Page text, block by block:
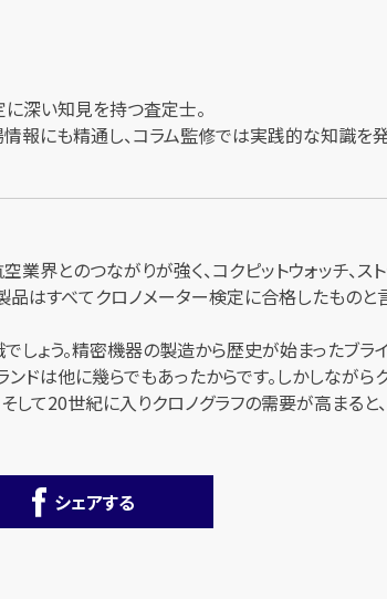
深い知見を持つ査定士。
にも精通し、コラム監修では実践的な知識を発
界とのつながりが強く、コクピットウォッチ、ス
品はすべてクロノメーター検定に合格したもの
しょう。精密機器の製造から歴史が始まったブ
は他に幾らでもあったからです。しかしながら
20世紀に入りクロノグラフの需要が高まると
シェアする